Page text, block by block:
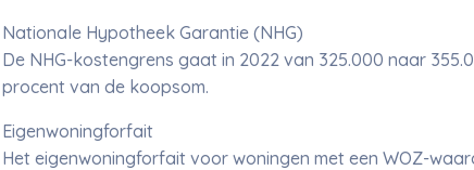
Nationale Hypotheek Garantie (NHG)
De NHG-kostengrens gaat in 2022 van 325.000 naar
procent van de koopsom.
Eigenwoningforfait
Het eigenwoningforfait voor woningen met een WOZ-